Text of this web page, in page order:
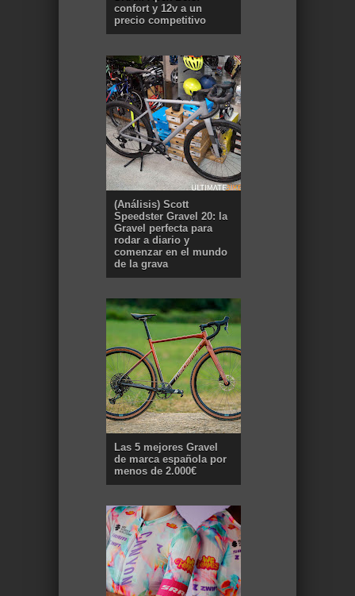
confort y 12v a un
precio competitivo
(Análisis) Scott
Speedster Gravel 20: la
Gravel perfecta para
rodar a diario y
comenzar en el mundo
de la grava
Las 5 mejores Gravel
de marca española por
menos de 2.000€